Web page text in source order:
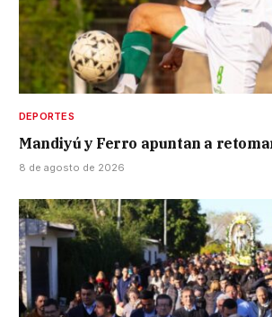
DEPORTES
Mandiyú y Ferro apuntan a
8 de agosto de 2026